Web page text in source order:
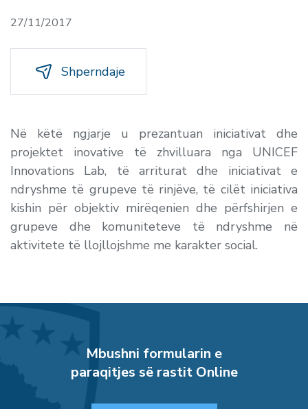
27/11/2017
Shperndaje
Në këtë ngjarje u prezantuan iniciativat dhe
projektet inovative të zhvilluara nga UNICEF
Innovations Lab, të arriturat dhe iniciativat e
ndryshme të grupeve të rinjëve, të cilët iniciativa
kishin për objektiv mirëqenien dhe përfshirjen e
grupeve dhe komuniteteve të ndryshme në
aktivitete të llojllojshme me karakter social.
Mbushni formularin e
paraqitjes së rastit Online